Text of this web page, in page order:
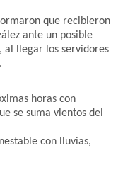
que recibieron
ante un posible
al llegar los servidores
horas con
se suma vientos del
con lluvias,